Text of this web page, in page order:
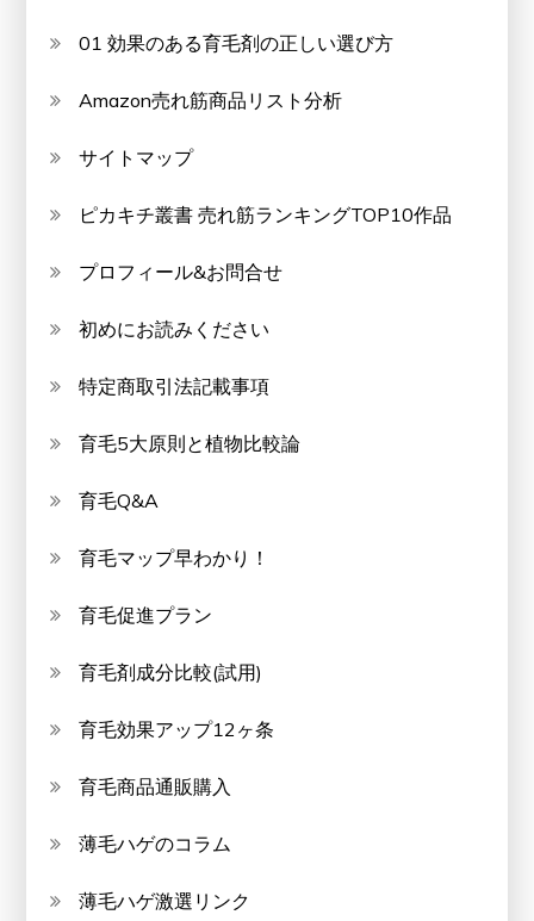
01 効果のある育毛剤の正しい選び方
Amazon売れ筋商品リスト分析
サイトマップ
ピカキチ叢書 売れ筋ランキングTOP10作品
プロフィール&お問合せ
初めにお読みください
特定商取引法記載事項
育毛5大原則と植物比較論
育毛Q&A
育毛マップ早わかり！
育毛促進プラン
育毛剤成分比較(試用)
育毛効果アップ12ヶ条
育毛商品通販購入
薄毛ハゲのコラム
薄毛ハゲ激選リンク